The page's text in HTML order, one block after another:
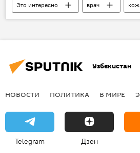
Это интересно врач
мороз
Узбекистан
НОВОСТИ ПОЛИТИКА В МИРЕ
Telegram Дзен